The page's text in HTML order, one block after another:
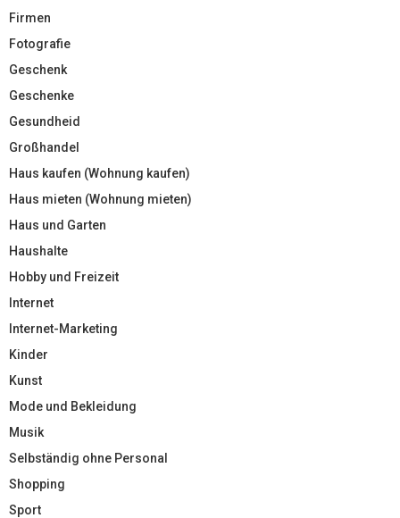
Firmen
Fotografie
Geschenk
Geschenke
Gesundheid
Großhandel
Haus kaufen (Wohnung kaufen)
Haus mieten (Wohnung mieten)
Haus und Garten
Haushalte
Hobby und Freizeit
Internet
Internet-Marketing
Kinder
Kunst
Mode und Bekleidung
Musik
Selbständig ohne Personal
Shopping
Sport